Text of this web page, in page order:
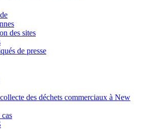
des sites
de presse
des déchets commerciaux à New